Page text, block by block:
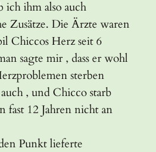
ich ihm also auch
Zusätze. Die Ärzte waren
Chiccos Herz seit 6
sagte mir , dass er wohl
sterben
, und Chicco starb
fast 12 Jahren nicht an
Punkt lieferte